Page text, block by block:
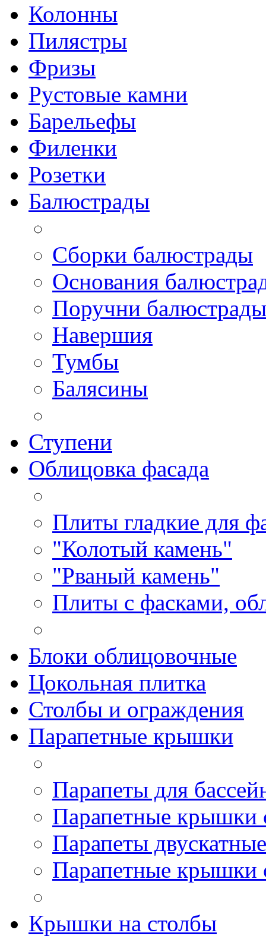
Колонны
Пилястры
Фризы
Рустовые камни
Барельефы
Филенки
Розетки
Балюстрады
Сборки балюстрады
Основания
Поручни балюстрады
Навершия
Тумбы
Балясины
Ступени
Облицовка фасада
Плиты гладкие для
"Колотый камень"
"Рваный камень"
Плиты с фасками,
Блоки облицовочные
Цокольная плитка
Столбы и ограждения
Парапетные крышки
Парапеты для
Парапетные крышки
Парапеты двускатные
Парапетные крышки
Крышки на столбы